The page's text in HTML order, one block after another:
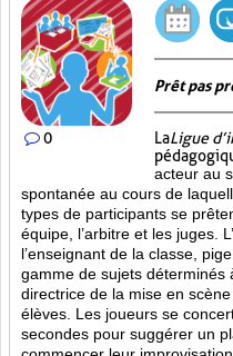
0
Prêt pas
LaLigue
acteur au
spontanée au cours de
types de participants se
équipe, l’arbitre et les juges.
l’enseignant de la classe,
gamme de sujets déterminés
directrice de la mise en
élèves. Les joueurs se
secondes pour suggérer un